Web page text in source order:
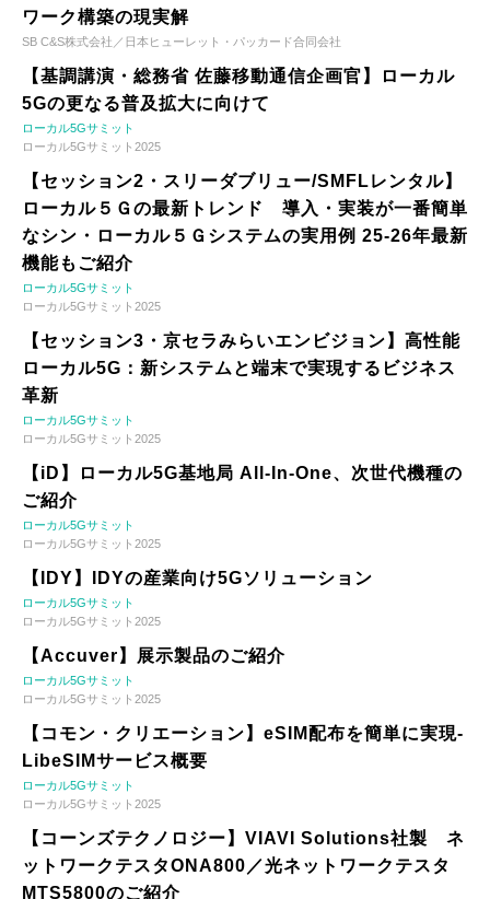
ワーク構築の現実解
SB C&S株式会社／日本ヒューレット・パッカード合同会社
【基調講演・総務省 佐藤移動通信企画官】ローカル
5Gの更なる普及拡大に向けて
ローカル5Gサミット
ローカル5Gサミット2025
【セッション2・スリーダブリュー/SMFLレンタル】
ローカル５Ｇの最新トレンド 導入・実装が一番簡単
なシン・ローカル５Ｇシステムの実用例 25-26年最新
機能もご紹介
ローカル5Gサミット
ローカル5Gサミット2025
【セッション3・京セラみらいエンビジョン】高性能
ローカル5G：新システムと端末で実現するビジネス
革新
ローカル5Gサミット
ローカル5Gサミット2025
【iD】ローカル5G基地局 All-In-One、次世代機種の
ご紹介
ローカル5Gサミット
ローカル5Gサミット2025
【IDY】IDYの産業向け5Gソリューション
ローカル5Gサミット
ローカル5Gサミット2025
【Accuver】展示製品のご紹介
ローカル5Gサミット
ローカル5Gサミット2025
【コモン・クリエーション】eSIM配布を簡単に実現-
LibeSIMサービス概要
ローカル5Gサミット
ローカル5Gサミット2025
【コーンズテクノロジー】VIAVI Solutions社製 ネ
ットワークテスタONA800／光ネットワークテスタ
MTS5800のご紹介